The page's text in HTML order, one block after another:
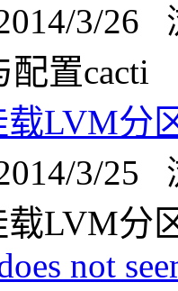
3/26
配置cacti
LVM分
3/25
LVM分
not